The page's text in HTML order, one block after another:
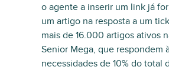
o agente a inserir um link já
um artigo na resposta a um
mais de 16.000 artigos ativos
Senior Mega, que respondem
necessidades de 10% do total